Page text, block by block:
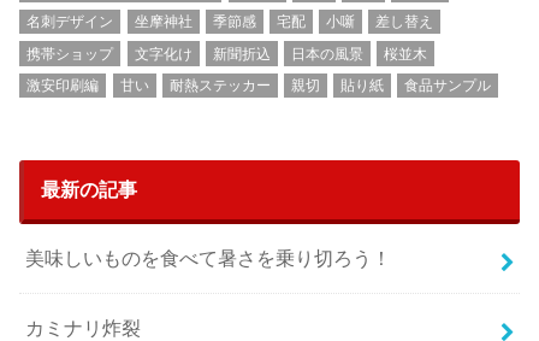
名刺デザイン
坐摩神社 季節感 宅配 小噺
差し替え
携帯ショップ
文字化け 新聞折込 日本の風景
桜並木
激安印刷編
甘い 耐熱ステッカー 親切 貼り紙 食品サンプル
最新の記事
美味しいものを食べて暑さを乗り切ろう！
カミナリ炸裂